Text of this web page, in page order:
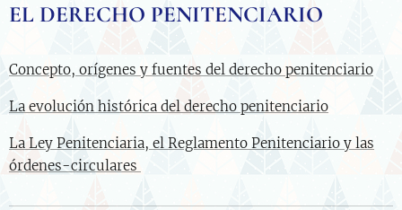
EL DERECHO PENITENCIARIO
Concepto, orígenes y fuentes del derecho penitenciario
La evolución histórica del derecho penitenciario
La Ley Penitenciaria, el Reglamento Penitenciario y las
órdenes-circulares